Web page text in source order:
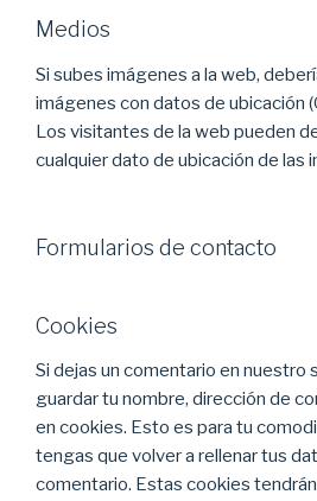
Medios
Si subes imágenes a la web,
imágenes con datos de ubicación
Los visitantes de la web pueden
cualquier dato de ubicación de las
Formularios de contacto
Cookies
Si dejas un comentario en nuestro
guardar tu nombre, dirección de
en cookies. Esto es para tu
tengas que volver a rellenar tus
comentario. Estas cookies tendrán